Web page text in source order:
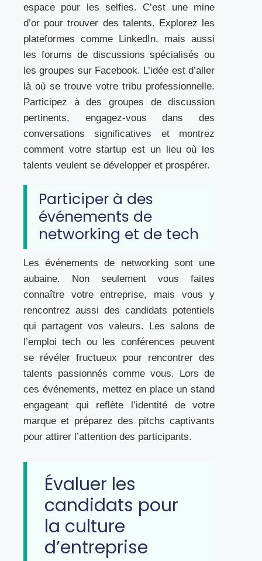
espace pour les selfies. C’est une mine
d’or pour trouver des talents. Explorez les
plateformes comme LinkedIn, mais aussi
les forums de discussions spécialisés ou
les groupes sur Facebook. L’idée est d’aller
là où se trouve votre tribu professionnelle.
Participez à des groupes de discussion
pertinents, engagez-vous dans des
conversations significatives et montrez
comment votre startup est un lieu où les
talents veulent se développer et prospérer.
Participer à des
événements de
networking et de tech
Les événements de networking sont une
aubaine. Non seulement vous faites
connaître votre entreprise, mais vous y
rencontrez aussi des candidats potentiels
qui partagent vos valeurs. Les salons de
l’emploi tech ou les conférences peuvent
se révéler fructueux pour rencontrer des
talents passionnés comme vous. Lors de
ces événements, mettez en place un stand
engageant qui reflète l’identité de votre
marque et préparez des pitchs captivants
pour attirer l’attention des participants.
Évaluer les
candidats pour
la culture
d’entreprise